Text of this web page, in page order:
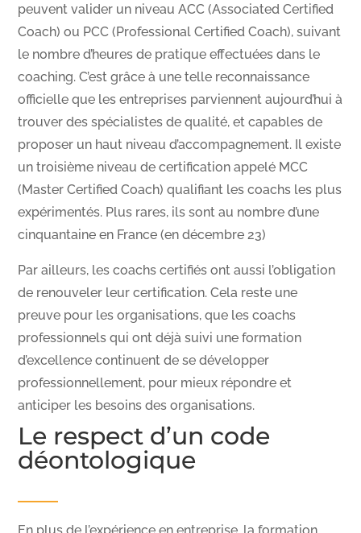
peuvent valider un niveau ACC (Associated Certified
Coach) ou PCC (Professional Certified Coach), suivant
le nombre d’heures de pratique effectuées dans le
coaching. C’est grâce à une telle reconnaissance
officielle que les entreprises parviennent aujourd’hui à
trouver des spécialistes de qualité, et capables de
proposer un haut niveau d’accompagnement. Il existe
un troisième niveau de certification appelé MCC
(Master Certified Coach) qualifiant les coachs les plus
expérimentés. Plus rares, ils sont au nombre d’une
cinquantaine en France (en décembre 23)
Par ailleurs, les coachs certifiés ont aussi l’obligation
de renouveler leur certification. Cela reste une
preuve pour les organisations, que les coachs
professionnels qui ont déjà suivi une formation
d’excellence continuent de se développer
professionnellement, pour mieux répondre et
anticiper les besoins des organisations.
Le respect d’un code
déontologique